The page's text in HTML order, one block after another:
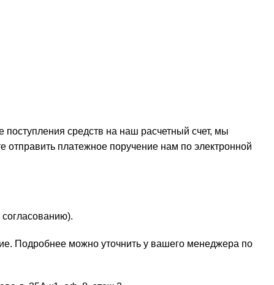
поступления средств на наш расчетный счет, мы
отправить платежное поручение нам по электронной
согласованию).
Подробнее можно уточнить у вашего менеджера по